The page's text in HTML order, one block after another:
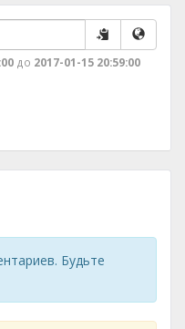
до 2017-01-15 20:59:00
Будьте